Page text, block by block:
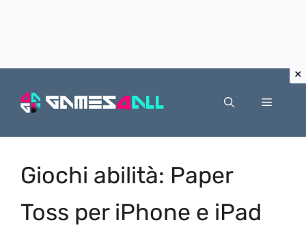
Menu
Giochi abilità: Paper
Toss per iPhone e iPad